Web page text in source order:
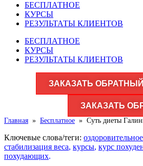
БЕСПЛАТНОЕ
КУРСЫ
РЕЗУЛЬТАТЫ КЛИЕНТОВ
БЕСПЛАТНОЕ
КУРСЫ
РЕЗУЛЬТАТЫ КЛИЕНТОВ
ЗАКАЗАТЬ
ЗАКАЗАТЬ
Главная » Бесплатное » Суть диеты
Ключевые слова/теги:
стабилизация веса, курсы, курс
похудающих.